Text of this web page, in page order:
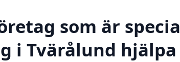
som är
i Tvärålund